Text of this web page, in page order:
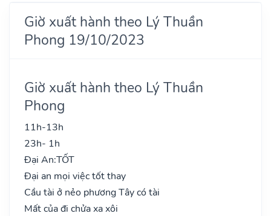
Giờ xuất hành theo Lý Thuần
Phong 19/10/2023
Giờ xuất hành theo Lý Thuần
Phong
11h-13h
23h- 1h
Đại An:TỐT
Đại an mọi việc tốt thay
Cầu tài ở nẻo phương Tây có tài
Mất của đi chửa xa xôi